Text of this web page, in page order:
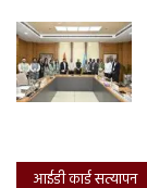
आईडी कार्ड सत्यापन